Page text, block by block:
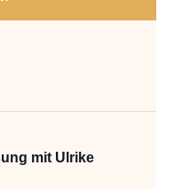
mit Ulrike